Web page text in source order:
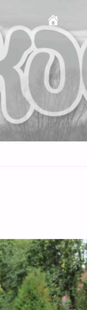
Przejdź
treści
GŁÓWNA